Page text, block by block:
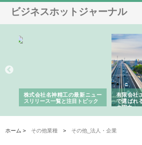
ビジネスホットジャーナル
株式会社名神精工の最新ニュー
スリリース一覧と注目トピック
有限会社
で選ばれ
の実力
ホーム > その他業種 > その他_法人・企業